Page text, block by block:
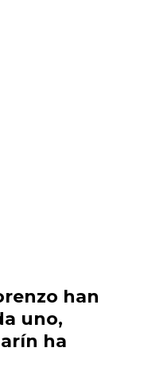
han
uno,
ha